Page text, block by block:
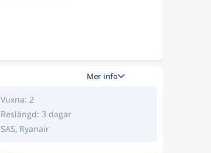
Mer info
Vuxna: 2
Reslängd: 3 dagar
SAS, Ryanair